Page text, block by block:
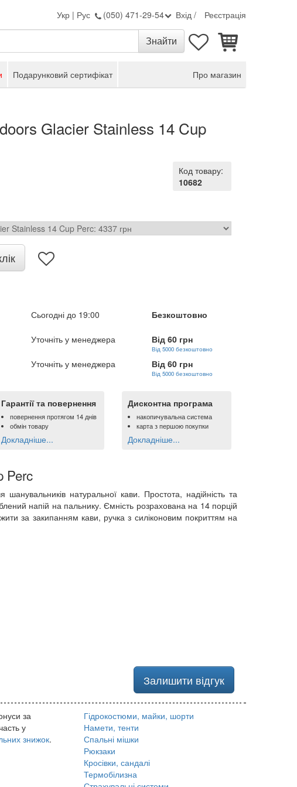
Укр | Рус (050) 471-29-54 Вхід / Реєстрація
Подарунковий сертифікат Про магазин
Glacier Stainless 14 Cup
Код товару:
10682
Сьогодні до 19:00 Безкоштовно
Уточніть у менеджера Від 60 грн
Від 5000 безкоштовно
Уточніть у менеджера Від 60 грн
Від 5000 безкоштовно
Гарантії та повернення
повернення протягом 14 днів
обмін товару
Докладніше...
Дисконтна програма
накопичувальна система
карта з першою покупки
Докладніше...
Perc
натуральної кави. Простота, надійність та
напій на пальнику. Ємність розрахована на 14 порцій
за закипанням кави, ручка з силіконовим покриттям на
Залишити відгук
за
у
знижок.
Гідрокостюми, майки, шорти
Намети, тенти
Спальні мішки
Рюкзаки
Кросівки, сандалі
Термобілизна